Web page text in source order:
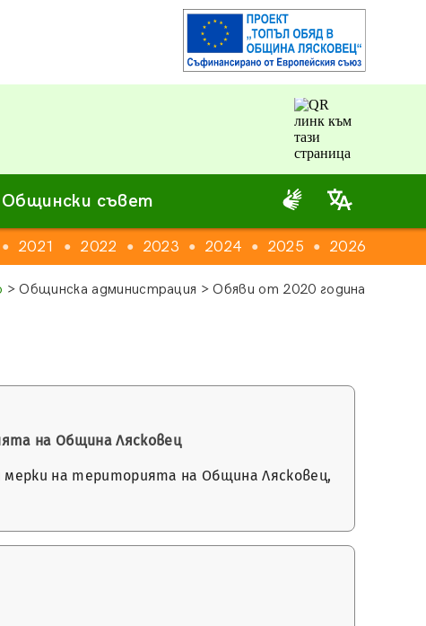
Общински съвет
● 2021 ● 2022 ● 2023 ● 2024 ● 2025 ● 2026
> Общинска администрация > Обяви от 2020 година
на Община Лясковец
мерки на територията на Община Лясковец,